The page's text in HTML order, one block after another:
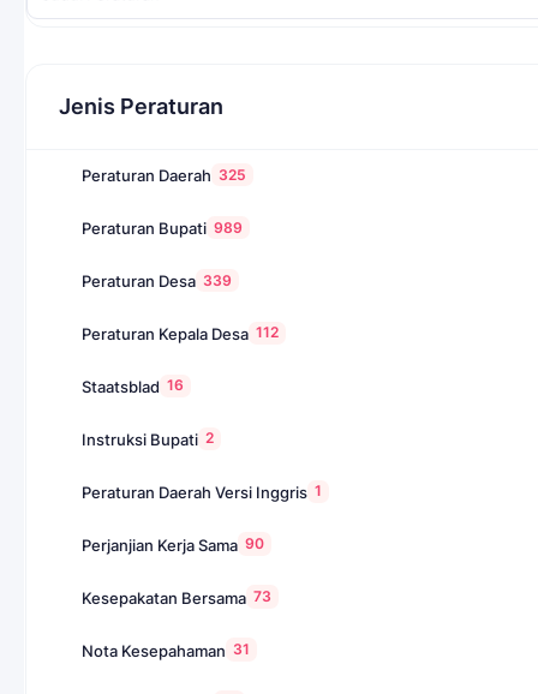
Jenis Peraturan
Peraturan Daerah 325
Peraturan Bupati 989
Peraturan Desa 339
Peraturan Kepala Desa 112
Staatsblad 16
Instruksi Bupati 2
Peraturan Daerah Versi Inggris 1
Perjanjian Kerja Sama 90
Kesepakatan Bersama 73
Nota Kesepahaman 31